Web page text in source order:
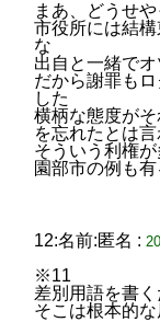
まあ、どうせ
市役所には結
な
出自と一緒で
だから謝罪も
した
横柄な態度が
を忘れたとは
そういう利権
園部市の例も
12:名前:匿名 :
※11
差別用語を書
そこは根本的